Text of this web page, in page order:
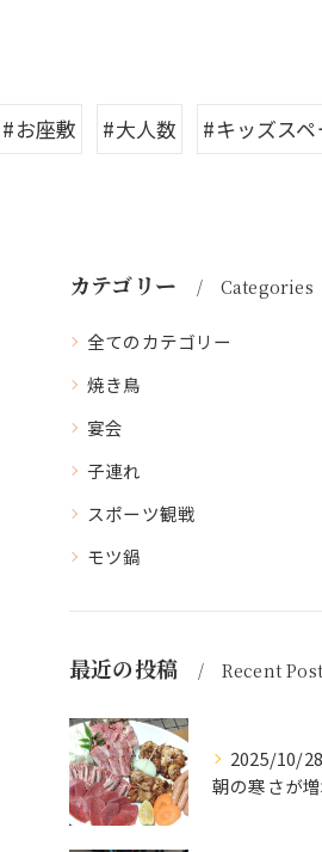
#お座敷 #大人数
#キッズスペ
カテゴリー Categories
全てのカテゴリー
焼き鳥
宴会
子連れ
スポーツ観戦
モツ鍋
最近の投稿 Recent
2025/10/28
朝の寒さが